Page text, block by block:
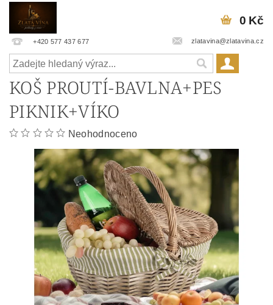
+420 577 437 677 zlatavina@zlatavina.cz
0 Kč
KOŠ PROUTÍ-BAVLNA+PES
PIKNIK+VÍKO
Neohodnoceno